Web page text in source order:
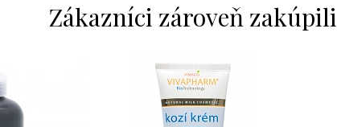
Zákazníci zároveň zakúpili